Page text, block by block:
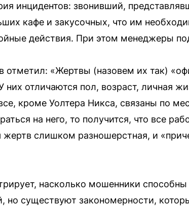
инцидентов: звонивший,
кафе и закусочных, что им
действия. При этом менеджеры
отметил: «Жертвы (назовем их так)
них отличаются пол, возраст, личная
кроме Уолтера Никса, связаны по
на него, то получится, что все
жертв слишком разношерстная, и
насколько мошенники
но существуют закономерности,